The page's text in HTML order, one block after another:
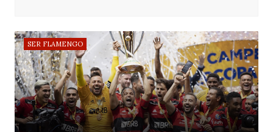
SER FLAMENGO